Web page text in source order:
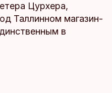
Цурхера,
Таллинном магазин-
в